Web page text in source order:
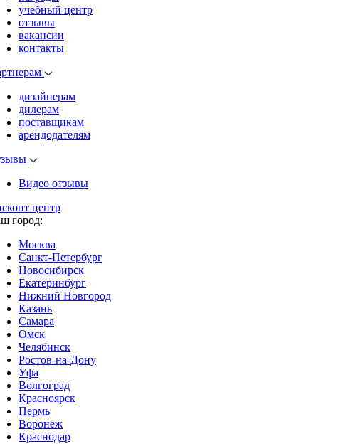
учебный центр
отзывы
вакансии
контакты
дизайнерам
дилерам
поставщикам
арендодателям
Видео отзывы
центр
город:
Москва
Санкт-Петербург
Новосибирск
Екатеринбург
Нижний Новгород
Казань
Самара
Омск
Челябинск
Ростов-на-Дону
Уфа
Волгоград
Красноярск
Пермь
Воронеж
Краснодар